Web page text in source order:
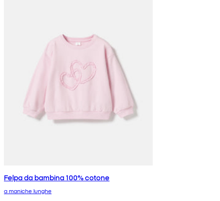
Felpa da bambina 100% cotone
a maniche lunghe